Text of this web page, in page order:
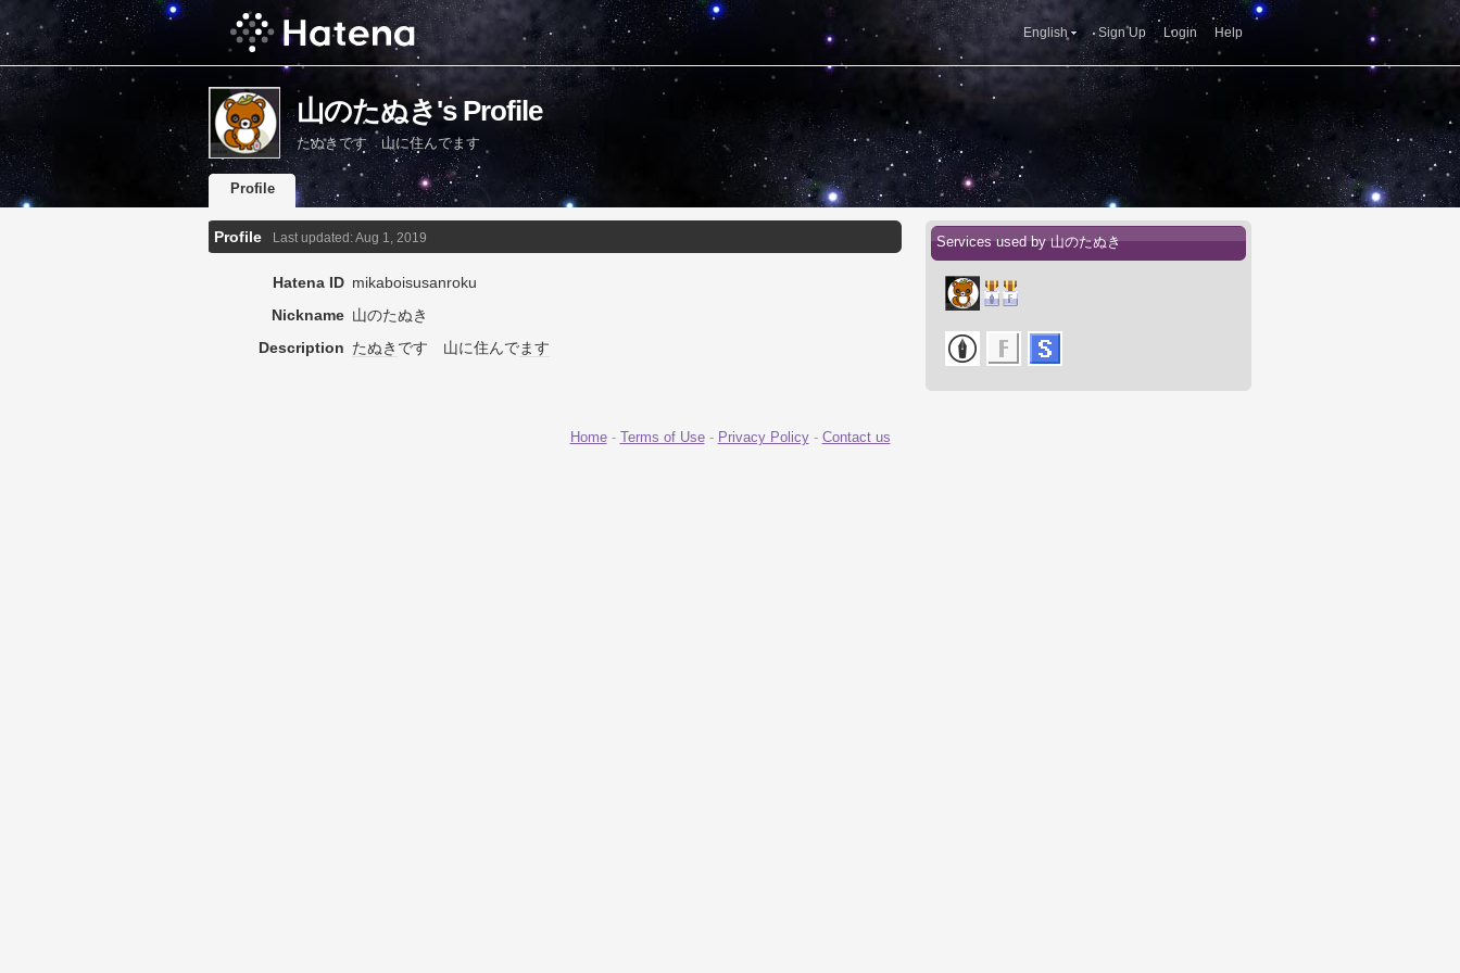
English Sign Up Login Help
山のたぬき's Profile
たぬきです 山に住んでます
Profile
Profile Last updated:Aug 1, 2019
Hatena ID mikaboisusanroku
Nickname 山のたぬき
Description たぬき です 山に住んでます
Services used by 山のたぬき
Home- Terms of Use- Privacy Policy- Contact us